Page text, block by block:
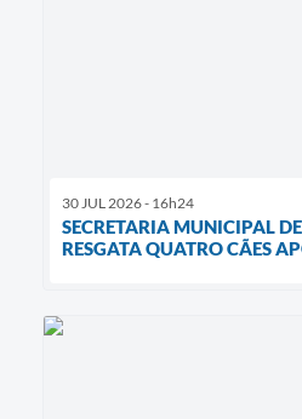
30 JUL 2026 - 16h24
SECRETARIA MUNICIPAL
RESGATA QUATRO CÃES